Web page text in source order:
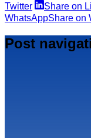
Twitter
Share on
WhatsAppShare on
Post